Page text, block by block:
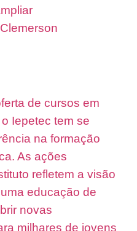
de cursos em
Iepetec tem se
na formação
As ações
refletem a visão
educação de
novas
milhares de jovens